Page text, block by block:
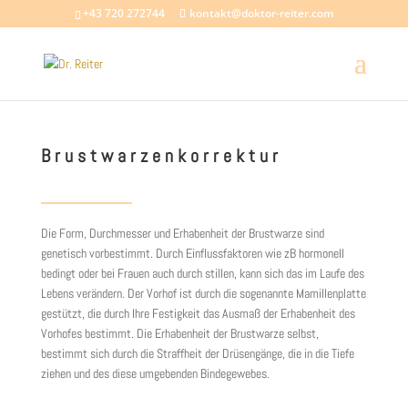
+43 720 272744 kontakt@doktor-reiter.com
Brustwarzenkorrektur
Die Form, Durchmesser und Erhabenheit der Brustwarze sind
genetisch vorbestimmt. Durch Einflussfaktoren wie zB hormonell
bedingt oder bei Frauen auch durch stillen, kann sich das im Laufe des
Lebens verändern. Der Vorhof ist durch die sogenannte Mamillenplatte
gestützt, die durch Ihre Festigkeit das Ausmaß der Erhabenheit des
Vorhofes bestimmt. Die Erhabenheit der Brustwarze selbst,
bestimmt sich durch die Straffheit der Drüsengänge, die in die Tiefe
ziehen und des diese umgebenden Bindegewebes.